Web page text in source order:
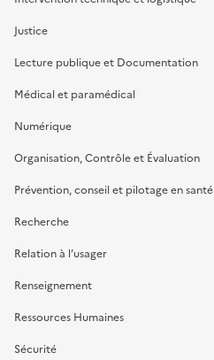
Justice
Lecture publique et Documentation
Médical et paramédical
Numérique
Organisation, Contrôle et Évaluation
Prévention, conseil et pilotage en santé
Recherche
Relation à l’usager
Renseignement
Ressources Humaines
Sécurité